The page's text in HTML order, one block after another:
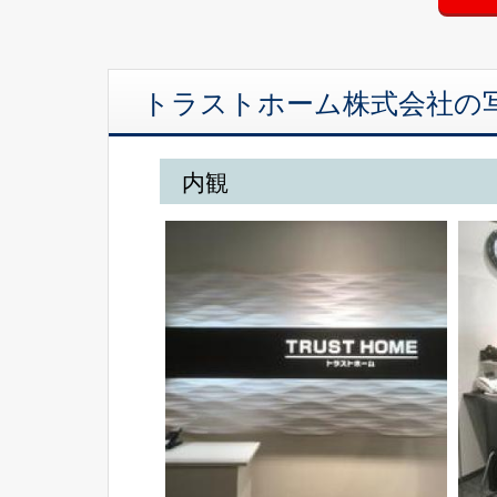
トラストホーム株式会社の
内観